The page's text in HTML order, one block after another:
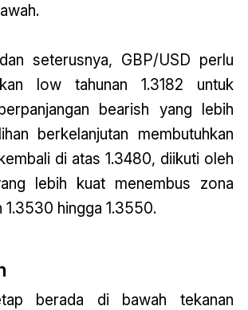
seterusnya, GBP/USD perlu
low tahunan 1.3182 untuk
bearish yang lebih
berkelanjutan membutuhkan
di atas 1.3480, diikuti oleh
lebih kuat menembus zona
hingga 1.3550.
berada di bawah tekanan